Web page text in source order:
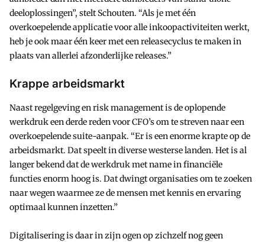
deeloplossingen”, stelt Schouten. “Als je met één
overkoepelende applicatie voor alle inkoopactiviteiten werkt,
heb je ook maar één keer met een releasecyclus te maken in
plaats van allerlei afzonderlijke releases.”
Krappe arbeidsmarkt
Naast regelgeving en risk management is de oplopende
werkdruk een derde reden voor CFO’s om te streven naar een
overkoepelende suite-aanpak. “Er is een enorme krapte op de
arbeidsmarkt. Dat speelt in diverse westerse landen. Het is al
langer bekend dat de werkdruk met name in financiële
functies enorm hoog is. Dat dwingt organisaties om te zoeken
naar wegen waarmee ze de mensen met kennis en ervaring
optimaal kunnen inzetten.”
Digitalisering is daar in zijn ogen op zichzelf nog geen